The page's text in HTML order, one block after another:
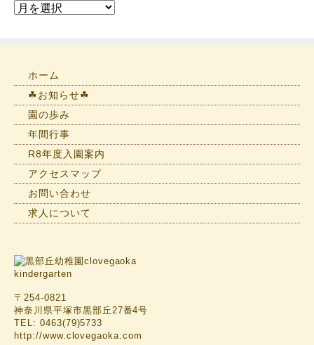
お
ホーム
☘お知らせ☘
園の歩み
年間行事
R8年度入園案内
アクセスマップ
お問い合わせ
求人について
〒254-0821
神奈川県平塚市黒部丘27番4号
TEL: 0463(79)5733
http://www.clovegaoka.com